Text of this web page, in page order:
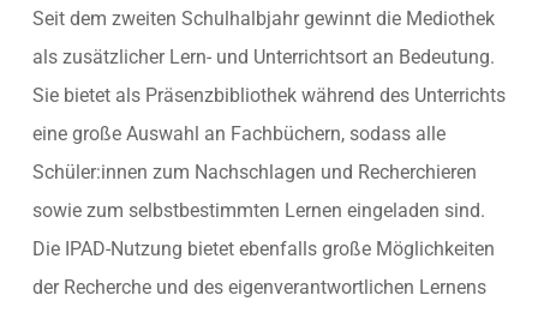
Seit dem zweiten Schulhalbjahr gewinnt die Mediothek
als zusätzlicher Lern- und Unterrichtsort an Bedeutung.
Sie bietet als Präsenzbibliothek während des Unterrichts
eine große Auswahl an Fachbüchern, sodass alle
Schüler:innen zum Nachschlagen und Recherchieren
sowie zum selbstbestimmten Lernen eingeladen sind.
Die IPAD-Nutzung bietet ebenfalls große Möglichkeiten
der Recherche und des eigenverantwortlichen Lernens